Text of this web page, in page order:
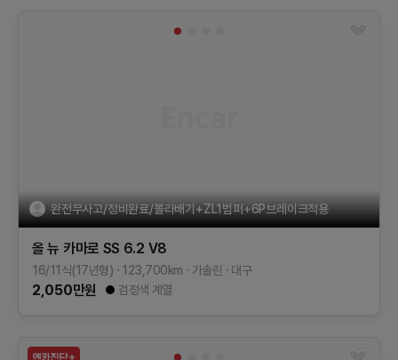
완전무사고/정비완료/볼라배기+ZL1범퍼+6P브레이크적용
올 뉴 카마로 SS 6.2 V8
16/11식(17년형) 123,700km 가솔린 대구
2,050만원 검정색 계열